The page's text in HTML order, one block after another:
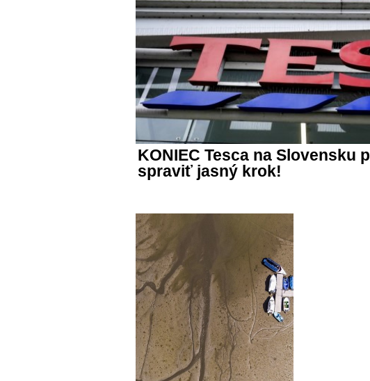
KONIEC Tesca na Slovensku
spraviť jasný krok!